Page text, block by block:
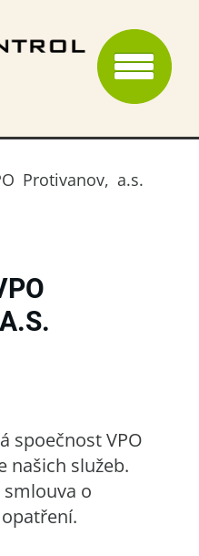
Protivanov, a.s.
spoečnost VPO
našich služeb.
o